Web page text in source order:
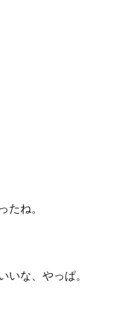
たね。
いな、やっぱ。